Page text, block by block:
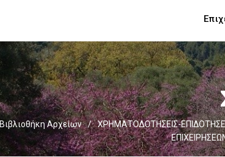
Βιβλιοθήκη Αρχείων / ΧΡΗΜΑΤΟΔΟΤΗΣΕΙΣ-